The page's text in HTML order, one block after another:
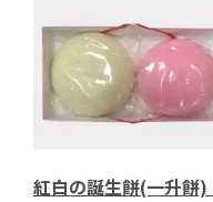
紅白の誕生餅(一升餅)